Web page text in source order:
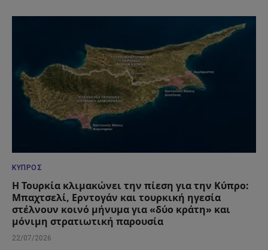
ΚΎΠΡΟΣ
Η Τουρκία κλιμακώνει την πίεση για την Κύπρο:
Μπαχτσελί, Ερντογάν και τουρκική ηγεσία
στέλνουν κοινό μήνυμα για «δύο κράτη» και
μόνιμη στρατιωτική παρουσία
22/07/2026